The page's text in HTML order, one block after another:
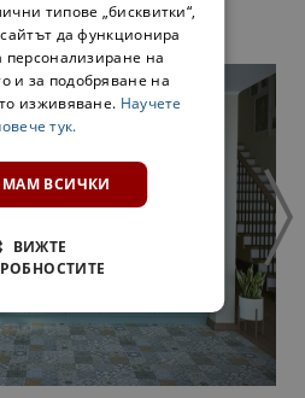
типове „бисквитки“,
да функционира
персонализиране на
и за подобряване на
изживяване. Научете
тук.
ВСИЧКИ
ВИЖТЕ